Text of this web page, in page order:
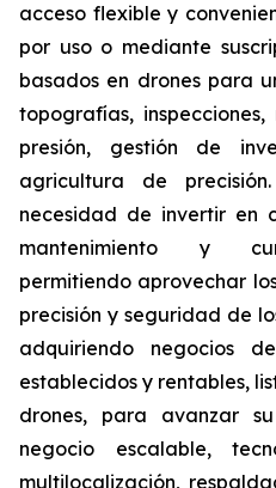
acceso flexible y
por uso o mediante
basados en drones para
topografías,
presión, gestión de
agricultura de
necesidad de invertir en
mantenimiento y
permitiendo aprovechar
precisión y seguridad de
adquiriendo negocios
establecidos y rentables,
drones, para avanzar
negocio escalable,
multilocalización,